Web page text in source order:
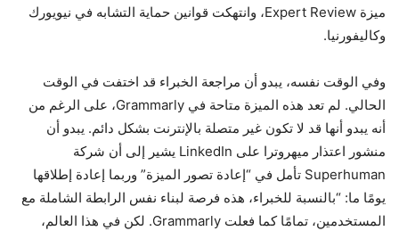
ميزة Expert Review، وانتهكت قوانين حماية التشابه في نيويورك
وكاليفورنيا.
وفي الوقت نفسه، يبدو أن مراجعة الخبراء قد اختفت في الوقت
الحالي. لم تعد هذه الميزة متاحة في Grammarly، على الرغم من
أنه يبدو أنها قد لا تكون غير متصلة بالإنترنت بشكل دائم. يبدو أن
منشور اعتذار ميهروترا على LinkedIn يشير إلى أن شركة
Superhuman تأمل في “إعادة تصور الميزة” وربما إعادة إطلاقها
يومًا ما: “بالنسبة للخبراء، هذه فرصة لبناء نفس الرابطة الشاملة مع
المستخدمين، تمامًا كما فعلت Grammarly. لكن في هذا العالم،